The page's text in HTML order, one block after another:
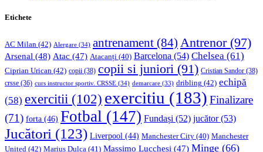
Etichete
AC Milan (42) Alergare (34) antrenament (84) Antrenor(97)
Arsenal (48) Atac (47) Atacanți (40) Barcelona (54) Chelsea (61)
Ciprian Urican (42) copii (38) copii si juniori (91) Cristian Sandor (38)
crsse (36) curs instructor sportiv. CRSSE (34) demarcare (33) dribling (42) echipă
(58) exercitii (102) exercitiu (183) Finalizare
(71) forta (46) Fotbal (147) Fundași (52) jucător(53)
Jucători (123) Liverpool (44) Manchester City (40) Manchester
United (42) Marius Dulca (41) Massimo Lucchesi (47) Minge (66)